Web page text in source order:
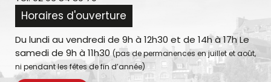
Horaires d'ouverture
Du lundi au vendredi de 9h à 12h30 et de 14h à 17h Le
samedi de 9h à 11h30 (pas de permanences en juillet et août,
ni pendant les fêtes de fin d’année)